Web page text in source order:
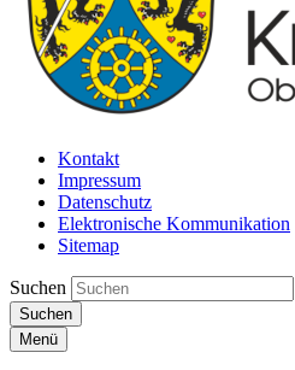
Kontakt
Impressum
Datenschutz
Elektronische Kommunikation
Sitemap
Suchen
Suchen
Menü